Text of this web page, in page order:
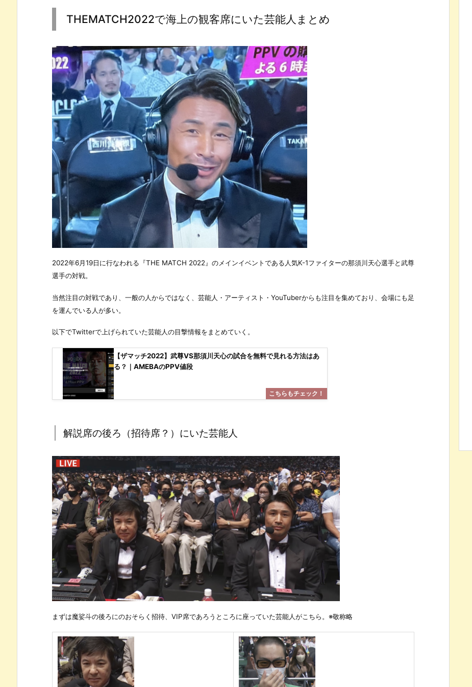
THEMATCH2022で海上の観客席にいた芸能人まとめ
2022年6月19日に行なわれる『THE MATCH 2022』のメインイベントである人気K-1ファイターの那須川天心選手と武尊
選手の対戦。
当然注目の対戦であり、一般の人からではなく、芸能人・アーティスト・YouTuberからも注目を集めており、会場にも足
を運んでいる人が多い。
以下でTwitterで上げられていた芸能人の目撃情報をまとめていく。
【ザマッチ2022】武尊VS那須川天心の試合を無料で見れる方法はあ
る？｜AMEBAのPPV値段
解説席の後ろ（招待席？）にいた芸能人
まずは魔娑斗の後ろにのおそらく招待、VIP席であろうところに座っていた芸能人がこちら。※敬称略